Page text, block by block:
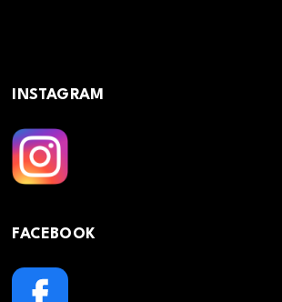
INSTAGRAM
FACEBOOK